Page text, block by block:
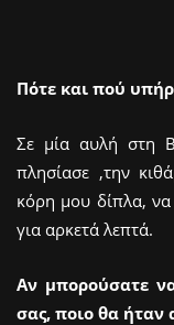
Πότε και πού
Σε μία αυλή στη
πλησίασε ,την
κόρη μου δίπλα,
για αρκετά λεπτά.
Αν μπορούσατε
σας, ποιο θα ήταν